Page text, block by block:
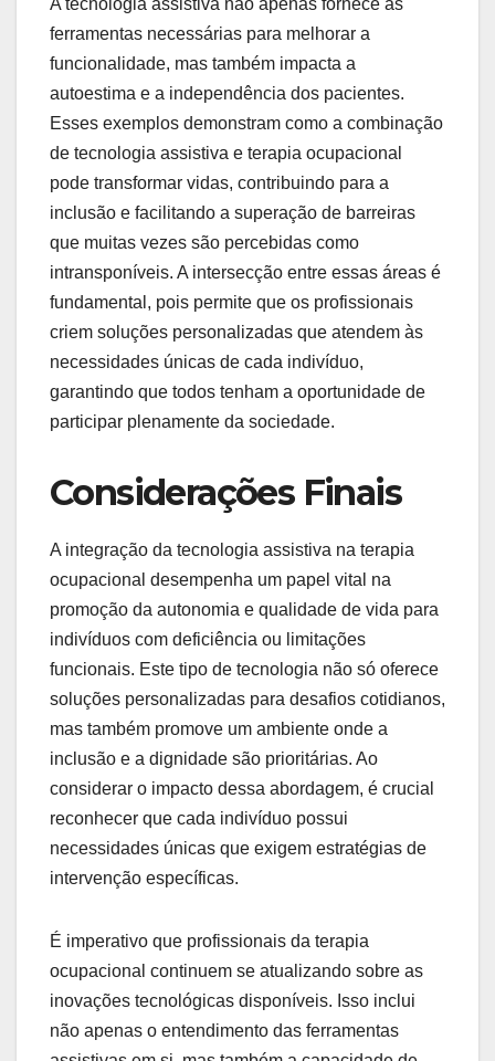
ferramentas necessárias para melhorar a
funcionalidade, mas também impacta a
autoestima e a independência dos pacientes.
Esses exemplos demonstram como a combinação
de tecnologia assistiva e terapia ocupacional
pode transformar vidas, contribuindo para a
inclusão e facilitando a superação de barreiras
que muitas vezes são percebidas como
intransponíveis. A intersecção entre essas áreas é
fundamental, pois permite que os profissionais
criem soluções personalizadas que atendem às
necessidades únicas de cada indivíduo,
garantindo que todos tenham a oportunidade de
participar plenamente da sociedade.
Considerações Finais
A integração da tecnologia assistiva na terapia
ocupacional desempenha um papel vital na
promoção da autonomia e qualidade de vida para
indivíduos com deficiência ou limitações
funcionais. Este tipo de tecnologia não só oferece
soluções personalizadas para desafios cotidianos,
mas também promove um ambiente onde a
inclusão e a dignidade são prioritárias. Ao
considerar o impacto dessa abordagem, é crucial
reconhecer que cada indivíduo possui
necessidades únicas que exigem estratégias de
intervenção específicas.
É imperativo que profissionais da terapia
ocupacional continuem se atualizando sobre as
inovações tecnológicas disponíveis. Isso inclui
não apenas o entendimento das ferramentas